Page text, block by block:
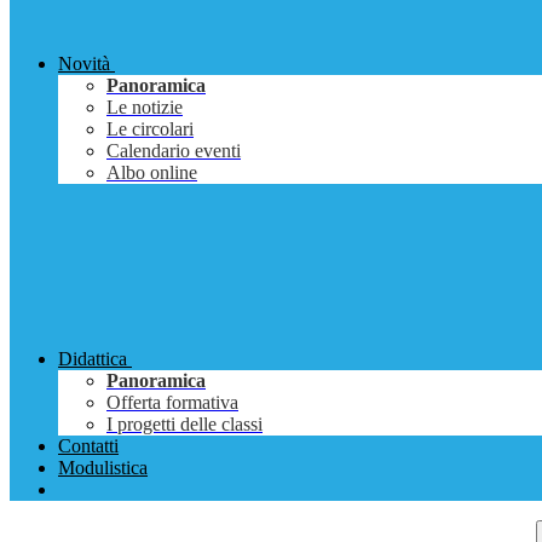
Novità
Panoramica
Le notizie
Le circolari
Calendario eventi
Albo online
Didattica
Panoramica
Offerta formativa
I progetti delle classi
Contatti
Modulistica